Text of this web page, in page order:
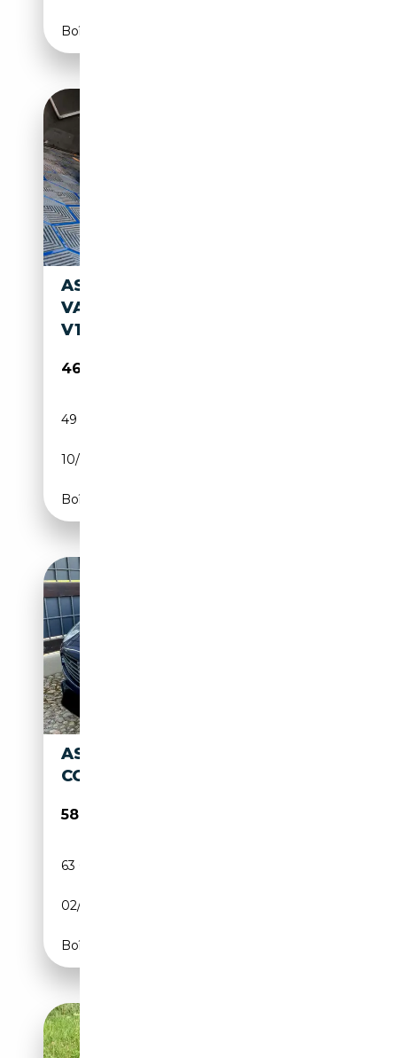
Boîte automatique
ASTON MARTIN DB 7
VANTAGE VOLANTE VANTAGE
V12 6.0L 420CV AUTOMATIC
46 990€
49 900 km
10/2001
Boîte automatique
ASTON MARTIN DB DB9
COUPÉ TOUCHTRONIC
58 990€
63 000 km
02/2007
Boîte automatique